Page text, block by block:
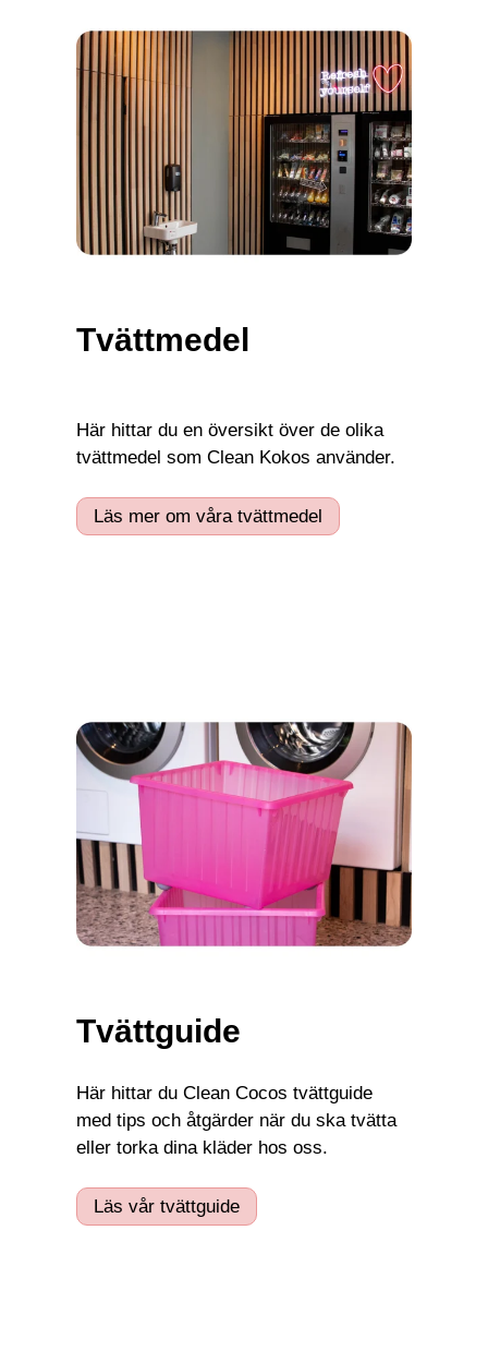
Tvättmedel
Här hittar du en översikt över de olika
tvättmedel som Clean Kokos använder.
Läs mer om våra tvättmedel
Tvättguide
Här hittar du Clean Cocos tvättguide
med tips och åtgärder när du ska tvätta
eller torka dina kläder hos oss.
Läs vår tvättguide